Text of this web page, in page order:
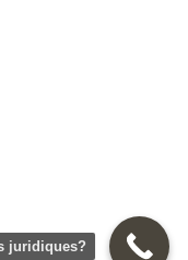
juridiques?